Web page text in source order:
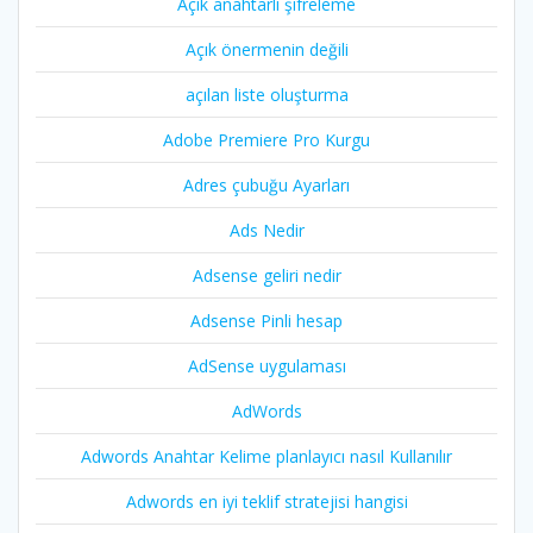
Açık önermenin değili
açılan liste oluşturma
Adobe Premiere Pro Kurgu
Adres çubuğu Ayarları
Ads Nedir
Adsense geliri nedir
Adsense Pinli hesap
AdSense uygulaması
AdWords
Adwords Anahtar Kelime planlayıcı nasıl Kullanılır
Adwords en iyi teklif stratejisi hangisi